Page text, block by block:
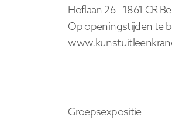
Hoflaan 26 -1861 CR
Op openingstijden te
Groepsexpositie